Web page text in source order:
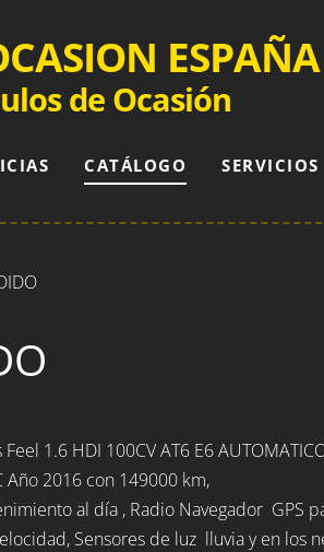
ESPAÑA
de Ocasión
CATÁLOGO SERVICIOS
1.6 HDI 100CV AT6 E6
2016 con 149000 km,
al día , Radio Navegador GPS
Sensores de luz lluvia y en los